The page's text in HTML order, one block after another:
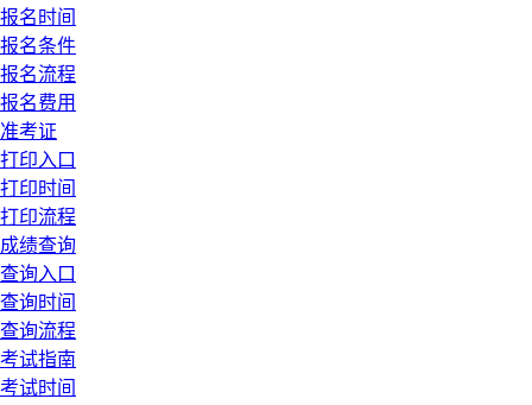
报名时间
报名条件
报名流程
报名费用
准考证
打印入口
打印时间
打印流程
成绩查询
查询入口
查询时间
查询流程
考试指南
考试时间